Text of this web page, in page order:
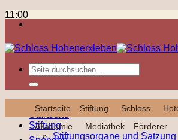
Zum
Inhalt
Startseite Stiftung Schloss
Akademie
Mediathek Förderer
Theater
11:00
9. November 2025
Kompletten Kalender ansehen
Datenschutz
Impressum
designed by Wimeta
Spenden
Startseite
Stiftung
Stiftungsorgane und Satzung